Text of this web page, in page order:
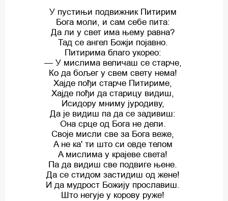
У пустињи подвижник Питирим
Бога моли, и сам ceбe пита:
Да ли у свет има њему равна?
Тад се ангел Божји појавно.
Питирима благо укорео:
— У мислима величаш се старче,
Ко да бољег у свем свету нема!
Хајде пођи старче Питириме,
Хајде пођи да старицу видиш,
Исидору мниму јуродиву,
Да је видиш пa да се задивиш:
Она срце од Бога не дели.
Своје мисли све за Бога веже,
A не ка' ти што си овде телом
A мислима у крајеве света!
Па да видиш све подвиге њене.
Да се стидом застидиш од жене!
И да мудрост Божију прославиш.
Што негује у корову руже!